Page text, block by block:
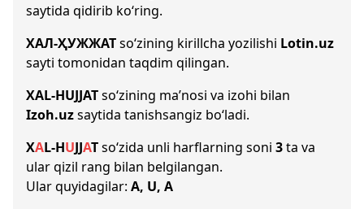
saytida qidirib ko‘ring.
ХАЛ-ҲУЖЖАТso‘zining kirillcha yozilishi Lotin.uz
sayti tomonidan taqdim qilingan.
XAL-HUJJATso‘zining ma’nosi va izohi bilan
Izoh.uzsaytida tanishsangiz bo‘ladi.
XAL-HUJJATso‘zida unli harflarning soni 3ta va
ular qizil rang bilan belgilangan.
Ular quyidagilar: A, U, A